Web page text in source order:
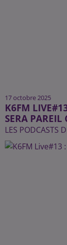
17 octobre 2025
K6FM
SERA PAREIL
LES PODCASTS